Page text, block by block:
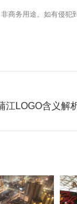
商务用途。如有侵犯
江LOGO含义解